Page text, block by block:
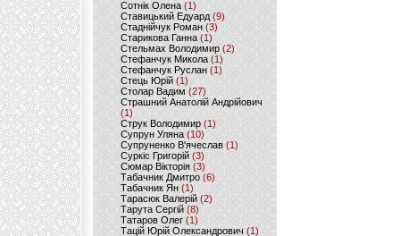
Сотнік Олена(1)
Ставицький Едуард (9)
Стаднійчук Роман(3)
Старикова Ганна (1)
Стельмах Володимир(2)
Стефанчук Микола (1)
Стефанчук Руслан (1)
Стець Юрій (1)
Столар Вадим(27)
Страшний Анатолій Андрійович
(1)
Струк Володимир (1)
Супрун Уляна (10)
Супруненко В'ячеслав (1)
Суркіс Григорій (3)
Сюмар Вікторія (3)
Табачник Дмитро (6)
Табачник Ян(1)
Тарасюк Валерій (2)
Тарута Сергій (8)
Татаров Олег(1)
Тацій Юрій Олександрович(1)